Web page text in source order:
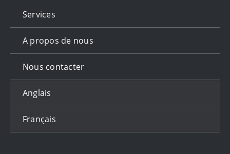
Services
A propos de nous
Nous contacter
Anglais
Français